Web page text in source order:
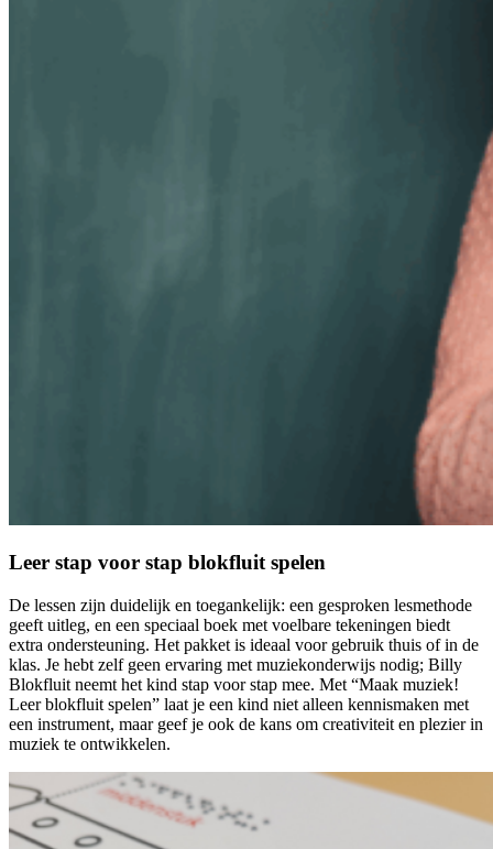
Leer stap voor stap blokfluit spelen
De lessen zijn duidelijk en toegankelijk: een gesproken lesmethode
geeft uitleg, en een speciaal boek met voelbare tekeningen biedt
extra ondersteuning. Het pakket is ideaal voor gebruik thuis of in de
klas. Je hebt zelf geen ervaring met muziekonderwijs nodig; Billy
Blokfluit neemt het kind stap voor stap mee. Met “Maak muziek!
Leer blokfluit spelen” laat je een kind niet alleen kennismaken met
een instrument, maar geef je ook de kans om creativiteit en plezier in
muziek te ontwikkelen.